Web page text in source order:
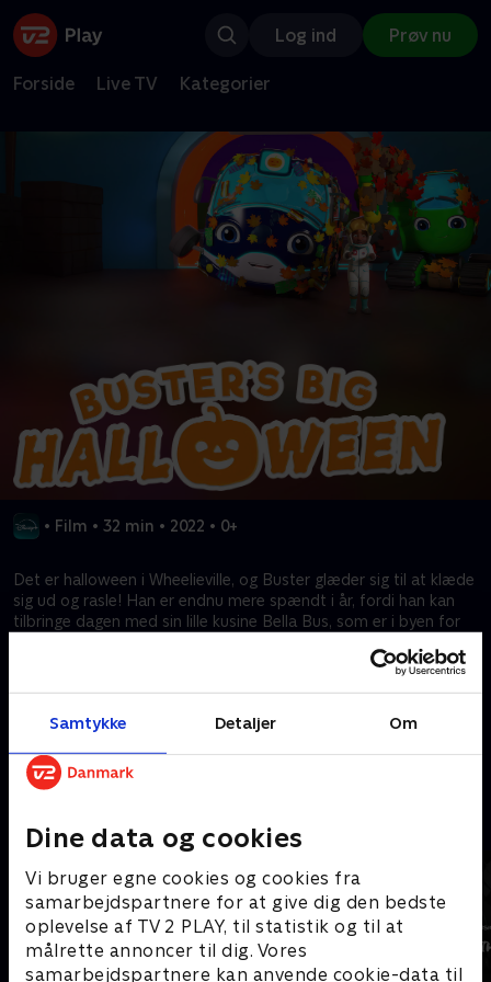
Samtykke Detaljer Om
Dine data og cookies
Vi bruger egne cookies og cookies fra
samarbejdspartnere for at give dig den bedste
oplevelse af TV 2 PLAY, til statistik og til at
målrette annoncer til dig. Vores
samarbejdspartnere kan anvende cookie-data til
Log ind Prøv nu
Forside Live TV Kategorier
• Film • 32 min • 2022 • 0+
Det er halloween i Wheelieville, og Buster glæder sig til at klæde
sig ud og rasle! Han er endnu mere spændt i år, fordi han kan
tilbringe dagen med sin lille kusine Bella Bus, som er i byen for
græskarlampe og slikskål forsvinder, er det op til Buster, Bella
Kræver tilkøb
Mere indhold fra Disney+